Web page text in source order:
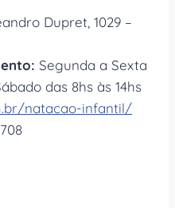
Dupret, 1029 –
Segunda a Sexta
das 8hs às 14hs
natacao-infantil/